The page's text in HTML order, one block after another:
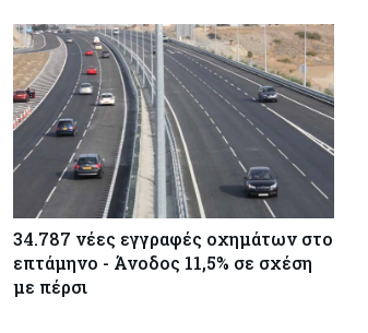
34.787 νέες εγγραφές οχημάτων στο
επτάμηνο - Άνοδος 11,5% σε σχέση
με πέρσι